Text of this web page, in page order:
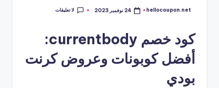
تمّ
hellocoupon.net 24 نوفمبر 2023 لا تعليقات
كود خصم currentbody:
أفضل كوبونات وعروض كرنت
بودي